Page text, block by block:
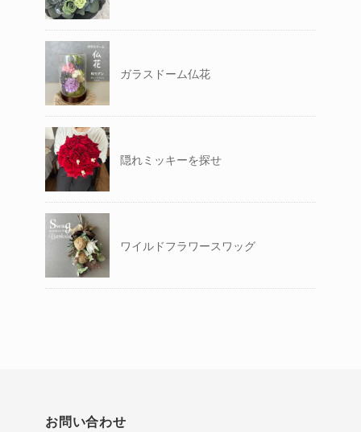
ガラスドーム仏花
隠れミッキーを探せ
ワイルドフラワースワッグ
お問い合わせ